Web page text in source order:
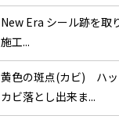
New Era シール跡を取
施工...
黄色の斑点(カビ) ハ
カビ落とし出来ま...